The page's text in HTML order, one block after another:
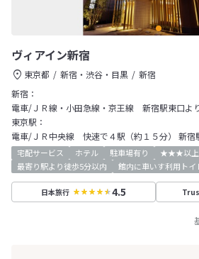
ヴィアイン新宿
東京都 新宿・渋谷・目黒
新宿
新宿：
電車/ＪＲ線・小田急線・京王線 新宿駅東口よ
東京駅：
電車/ＪＲ中央線 快速で４駅（約１５分） 新宿
宅配サービス ホテル 駐車場有り ★★★以上
最寄り駅より徒歩5分以内
館内に車いす利用トイ
日本旅行 4.5